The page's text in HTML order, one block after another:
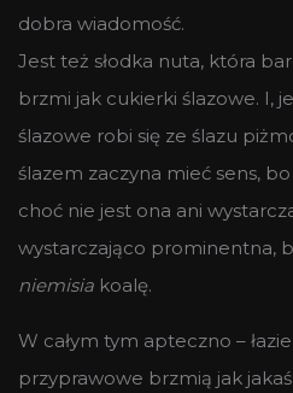
dobra wiadomość.
Jest też słodka nuta, która
brzmi jak cukierki ślazowe. I,
ślazowe robi się ze ślazu
ślazem zaczyna mieć sens,
choć nie jest ona ani
wystarczająco prominentna,
niemisia koalę.
W całym tym apteczno –
przyprawowe brzmią jak